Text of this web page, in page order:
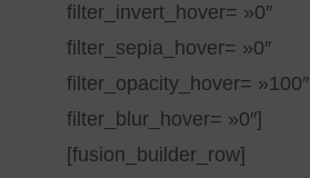
filter_invert_hover= »0″
filter_sepia_hover= »0″
filter_opacity_hover= »100″
filter_blur_hover= »0″]
[fusion_builder_row]